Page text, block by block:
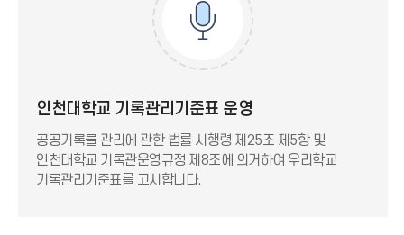
인천대학교 기록관리기준표 운영
공공기록물 관리에 관한 법률 시행령 제25조 제5항 및
인천대학교 기록관운영규정 제8조에 의거하여 우리학교
기록관리기준표를 고시합니다.